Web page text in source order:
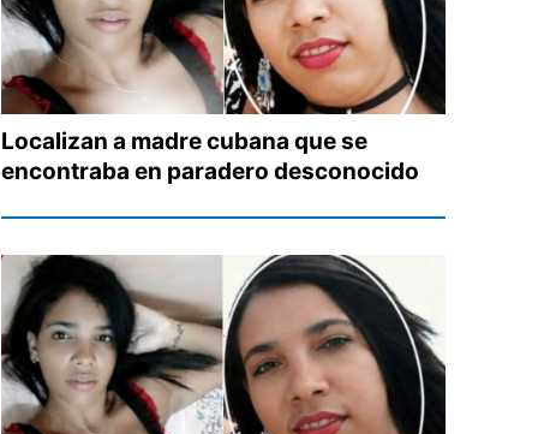
Localizan a madre cubana que se
encontraba en paradero desconocido